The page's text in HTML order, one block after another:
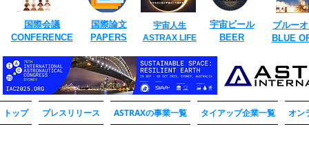
国際会議
CONFERENCE
国際論文
​PAPERS
​宇宙ビール
BEER
宇宙人生
ASTRAX LIFE
ブルー
​BLUE
トップ プレスリリース ASTRAXの事業一覧 タイアップ企業一覧 オン